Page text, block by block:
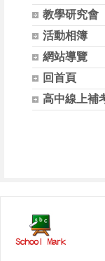
教學研究會
活動相簿
網站導覽
回首頁
高中線上補